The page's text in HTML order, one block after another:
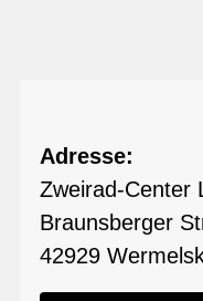
Adresse:
Zweirad-Center
Braunsberger
42929